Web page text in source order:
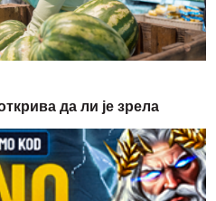
да ли је зрела